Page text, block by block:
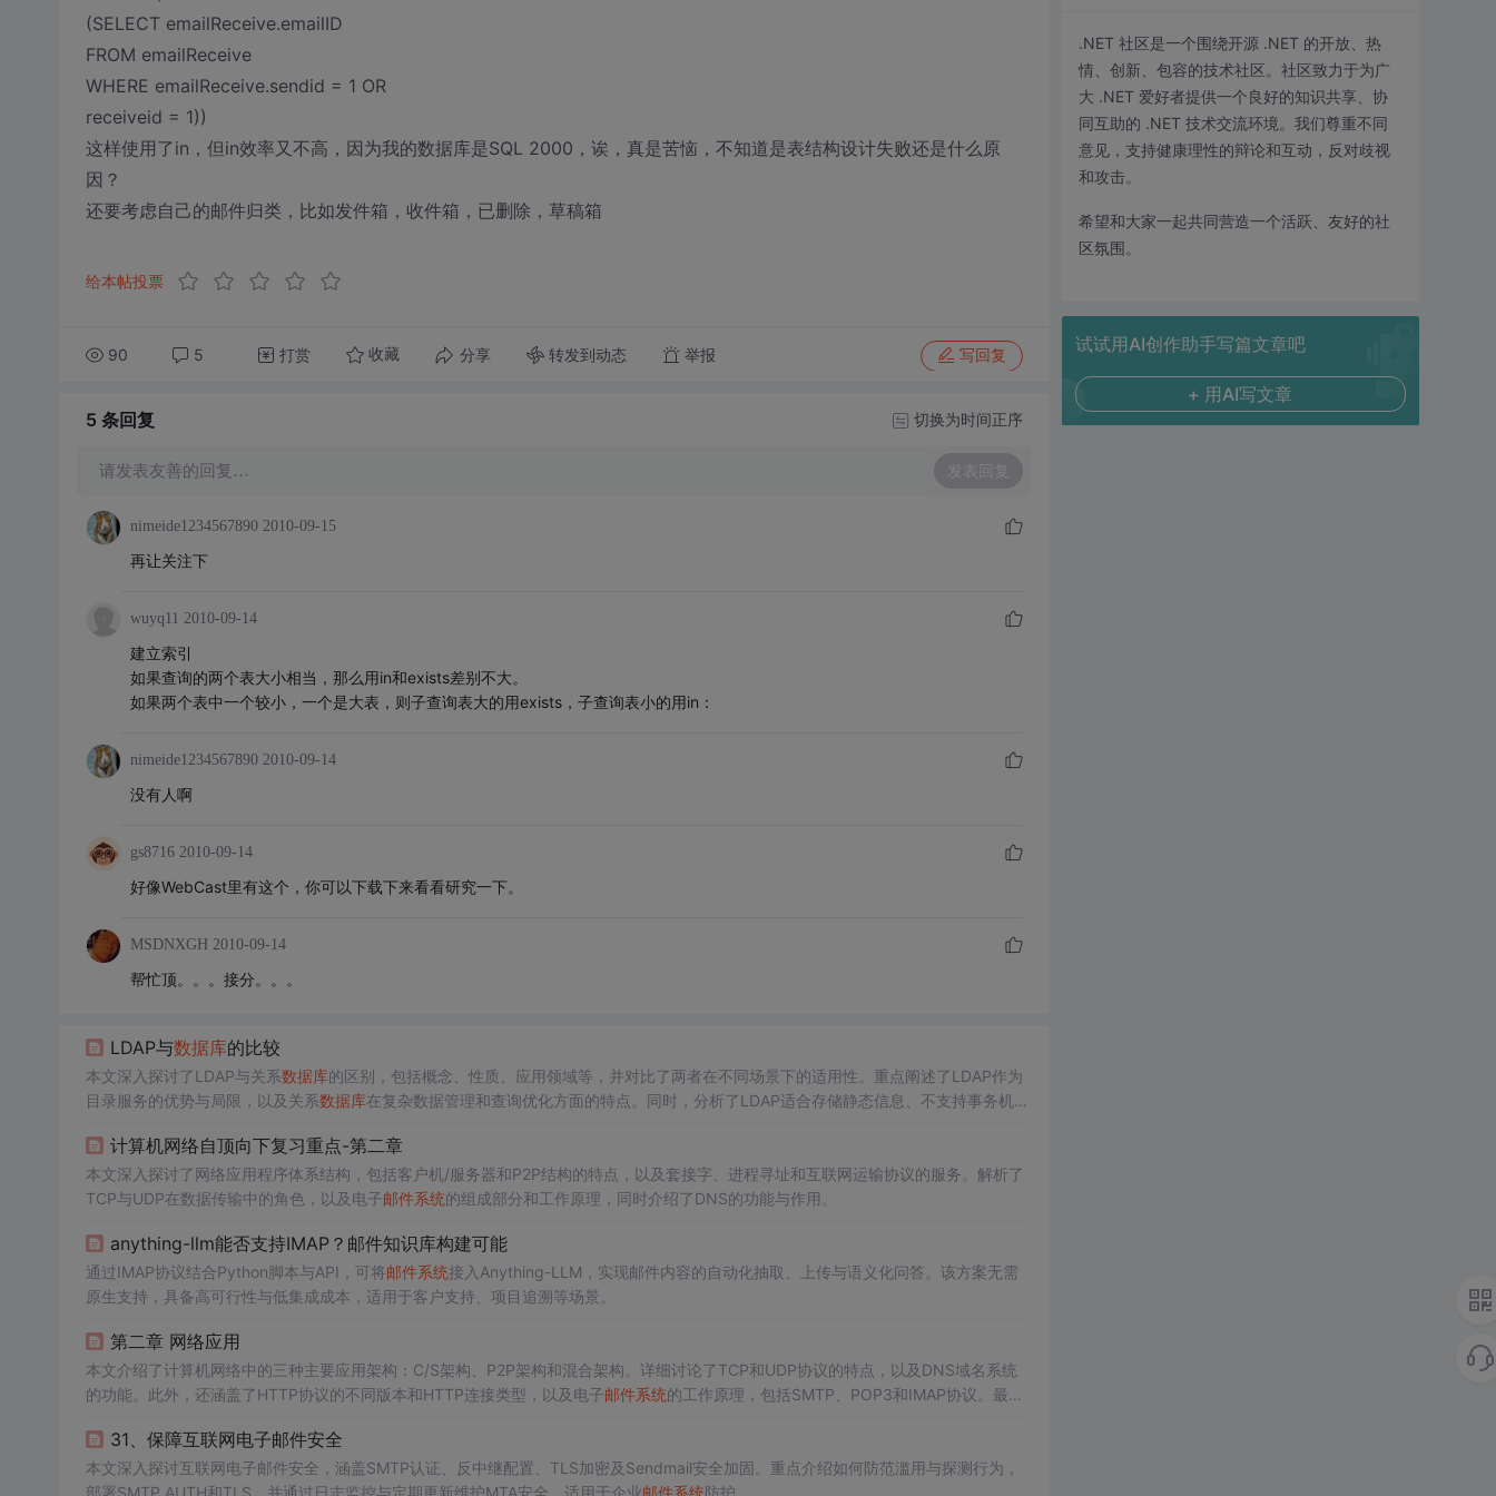
(SELECT emailReceive.emailID
FROM emailReceive
WHERE emailReceive.sendid = 1 OR
receiveid = 1))
这样使用了in，但in效率又不高，因为我的数据库是SQL 2000，诶，真是苦恼，不知道是表结构设计失败还是什么原
因？
还要考虑自己的邮件归类，比如发件箱，收件箱，已删除，草稿箱
给本帖投票
90 5 打赏 收藏 分享 转发到动态 举报 写回复
5 条回复 切换为时间正序
请发表友善的回复… 发表回复
nimeide1234567890 2010-09-15
再让关注下
wuyq11 2010-09-14
建立索引
如果查询的两个表大小相当，那么用in和exists差别不大。
如果两个表中一个较小，一个是大表，则子查询表大的用exists，子查询表小的用in：
nimeide1234567890 2010-09-14
没有人啊
gs8716 2010-09-14
好像WebCast里有这个，你可以下载下来看看研究一下。
MSDNXGH 2010-09-14
帮忙顶。。。接分。。。
LDAP与数据库的比较
本文深入探讨了LDAP与关系数据库的区别，包括概念、性质、应用领域等，并对比了两者在不同场景下的适用性。重点阐述了LDAP作为
目录服务的优势与局限，以及关系数据库在复杂数据管理和查询优化方面的特点。同时，分析了LDAP适合存储静态信息、不支持事务机
应用实例，帮助读者理解在不同情境下如何合理选择
计算机网络自顶向下复习重点-第二章
本文深入探讨了网络应用程序体系结构，包括客户机/服务器和P2P结构的特点，以及套接字、进程寻址和互联网运输协议的服务。解析了
TCP与UDP在数据传输中的角色，以及电子邮件系统的组成部分和工作原理，同时介绍了DNS的功能与作用。
anything-llm能否支持IMAP？邮件知识库构建可能
通过IMAP协议结合Python脚本与API，可将邮件系统接入Anything-LLM，实现邮件内容的自动化抽取、上传与语义化问答。该方案无需
原生支持，具备高可行性与低集成成本，适用于客户支持、项目追溯等场景。
第二章 网络应用
本文介绍了计算机网络中的三种主要应用架构：C/S架构、P2P架构和混合架构。详细讨论了TCP和UDP协议的特点，以及DNS域名系统
的功能。此外，还涵盖了HTTP协议的不同版本和HTTP连接类型，以及电子邮件系统的工作原理，包括SMTP、POP3和IMAP协议。最后
31、保障互联网电子邮件安全
本文深入探讨互联网电子邮件安全，涵盖SMTP认证、反中继配置、TLS加密及Sendmail安全加固。重点介绍如何防范滥用与探测行为，
部署SMTP AUTH和TLS，并通过日志监控与定期更新维护MTA安全，适用于企业邮件系统防护。
.NET 社区是一个围绕开源 .NET 的开放、热
情、创新、包容的技术社区。社区致力于为广
大 .NET 爱好者提供一个良好的知识共享、协
同互助的 .NET 技术交流环境。我们尊重不同
意见，支持健康理性的辩论和互动，反对歧视
和攻击。
希望和大家一起共同营造一个活跃、友好的社
区氛围。
试试用AI创作助手写篇文章吧
+ 用AI写文章